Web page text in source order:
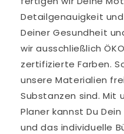
Detailgenauigkeit
Deiner Gesundheit
wir ausschließlich
zertifizierte Farben.
unsere Materialien
Substanzen sind. Mit
Planer kannst Du
und das individuelle